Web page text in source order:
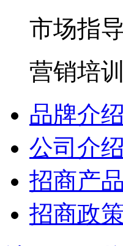
市场指导
营销培训
品牌介绍
公司介绍
招商产品
招商政